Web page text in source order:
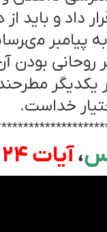
داد و
پيامبر
بودن
يكديگر
خداست.
،آيات 24 تا 42